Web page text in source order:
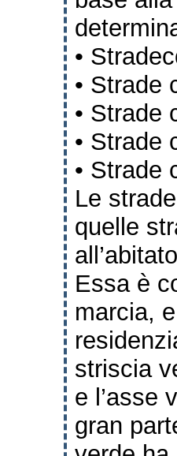
•
• Strade
• Strade
• Strade
• Strade
Le
quelle
Essa è
marcia,
striscia
e l’asse
gran